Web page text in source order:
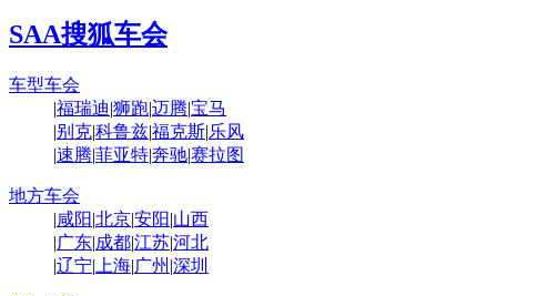
SAA搜狐车会
车型车会
|福瑞迪|狮跑|迈腾|宝马
|别克|科鲁兹|福克斯|乐风
|速腾|菲亚特|奔驰|赛拉图
地方车会
|咸阳|北京|安阳|山西
|广东|成都|江苏|河北
|辽宁| 上海|广州 |深圳